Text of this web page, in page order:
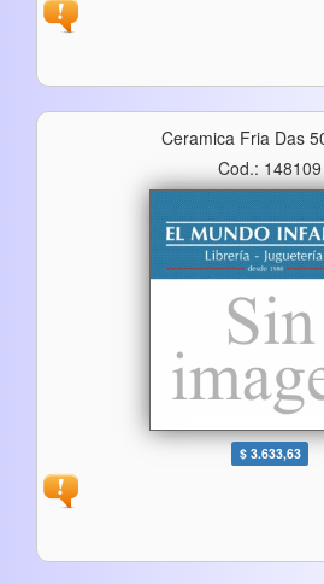
Ceramica Fria Das
Cod.: 148109
$ 3.633,63